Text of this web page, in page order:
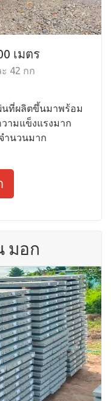
เมตร
42 กก
นที่ผลิตขึ้นมาพร้อม
ามแข็งแรงมาก
ำนวนมาก
มอก